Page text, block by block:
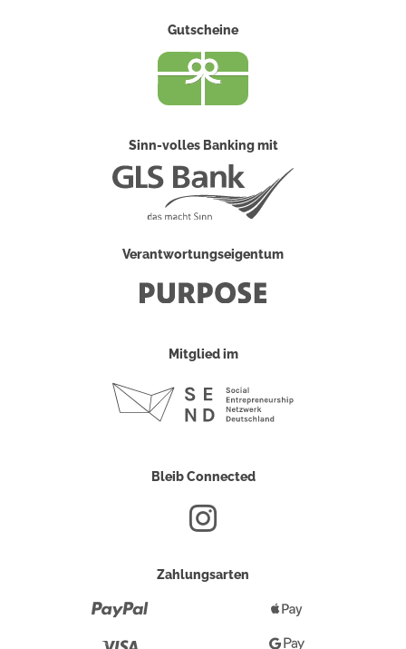
Gutscheine
Sinn-volles Banking mit
Verantwortungseigentum
Mitglied im
Bleib Connected
Zahlungsarten
Pay
Google